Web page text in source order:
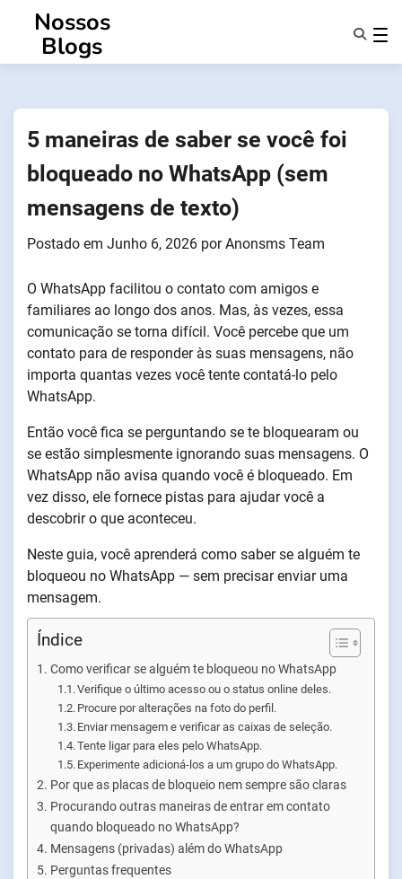
SaltarNossos
Blogs
Sobre Nós
5 maneiras de saber se você foi
bloqueado no WhatsApp (sem
mensagens de texto)
Postado em Junho 6, 2026 porAnonsms Team
O WhatsApp facilitou o contato com amigos e
familiares ao longo dos anos. Mas, às vezes, essa
comunicação se torna difícil. Você percebe que um
contato para de responder às suas mensagens, não
importa quantas vezes você tente contatá-lo pelo
WhatsApp.
Então você fica se perguntando se te bloquearam ou
se estão simplesmente ignorando suas mensagens. O
WhatsApp não avisa quando você é bloqueado. Em
vez disso, ele fornece pistas para ajudar você a
descobrir o que aconteceu.
Neste guia, você aprenderá como saber se alguém te
bloqueou no WhatsApp — sem precisar enviar uma
mensagem.
Índice
Como verificar se alguém te bloqueou no WhatsApp
Verifique o último acesso ou o status online deles.
Procure por alterações na foto do perfil.
Enviar mensagem e verificar as caixas de seleção.
Tente ligar para eles pelo WhatsApp.
Experimente adicioná-los a um grupo do WhatsApp.
Por que as placas de bloqueio nem sempre são claras
Procurando outras maneiras de entrar em contato
quando bloqueado no WhatsApp?
Mensagens (privadas) além do WhatsApp
Perguntas frequentes